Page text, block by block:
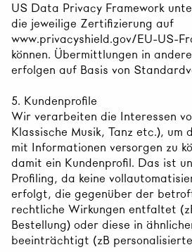
US Data Privacy Framework
die jeweilige Zertifizierung auf
www.privacyshield.gov/EU-US-
können. Übermittlungen in
erfolgen auf Basis von
5. Kundenprofile
Wir verarbeiten die Interessen
Klassische Musik, Tanz etc.), um
mit Informationen versorgen zu
damit ein Kundenprofil. Das ist
Profiling, da keine
erfolgt, die gegenüber der
rechtliche Wirkungen entfaltet
Bestellung) oder diese in
beeinträchtigt (zB